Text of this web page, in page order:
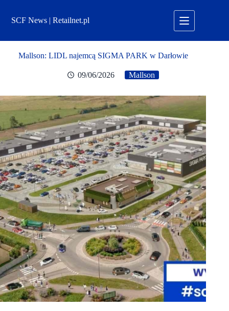
treściSCF News | Retailnet.pl
Mallson: LIDL najemcą SIGMA PARK w Darłowie
09/06/2026 Mallson